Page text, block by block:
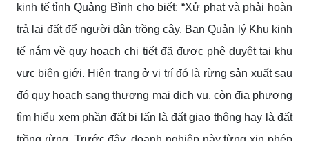
kinh tế tỉnh Quảng Bình cho biết: “Xử phạt và phải hoàn
trả lại đất để người dân trồng cây. Ban Quản lý Khu kinh
tế nắm về quy hoạch chi tiết đã được phê duyệt tại khu
vực biên giới. Hiện trạng ở vị trí đó là rừng sản xuất sau
đó quy hoạch sang thương mại dịch vụ, còn địa phương
tìm hiểu xem phần đất bị lấn là đất giao thông hay là đất